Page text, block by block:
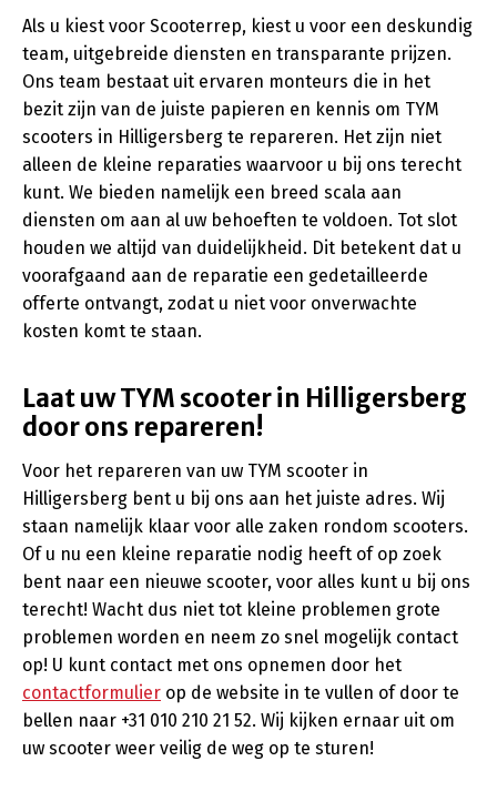
Als u kiest voor Scooterrep, kiest u voor een deskundig
team, uitgebreide diensten en transparante prijzen.
Ons team bestaat uit ervaren monteurs die in het
bezit zijn van de juiste papieren en kennis om TYM
scooters in Hilligersberg te repareren. Het zijn niet
alleen de kleine reparaties waarvoor u bij ons terecht
kunt. We bieden namelijk een breed scala aan
diensten om aan al uw behoeften te voldoen. Tot slot
houden we altijd van duidelijkheid. Dit betekent dat u
voorafgaand aan de reparatie een gedetailleerde
offerte ontvangt, zodat u niet voor onverwachte
kosten komt te staan.
Laat uw TYM scooter in Hilligersberg
door ons repareren!
Voor het repareren van uw TYM scooter in
Hilligersberg bent u bij ons aan het juiste adres. Wij
staan namelijk klaar voor alle zaken rondom scooters.
Of u nu een kleine reparatie nodig heeft of op zoek
bent naar een nieuwe scooter, voor alles kunt u bij ons
terecht! Wacht dus niet tot kleine problemen grote
problemen worden en neem zo snel mogelijk contact
op! U kunt contact met ons opnemen door het
contactformulier op de website in te vullen of door te
bellen naar +31 010 210 21 52. Wij kijken ernaar uit om
uw scooter weer veilig de weg op te sturen!